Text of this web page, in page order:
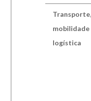
Transporte,
mobilidade
logística